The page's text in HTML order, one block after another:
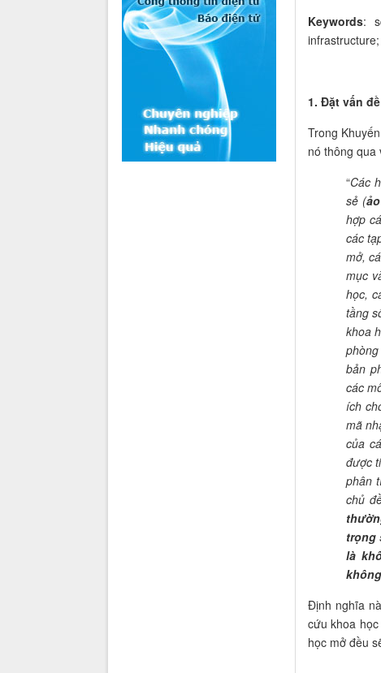
Keywords:
1. Đặt vấn đề
Trong
nó thông qua
“Các
sẻ (
hợp
các
mở,
mục
học,
tầng
khoa
bản
các
ích
mã
của
được
phân
chủ
trọng
là
Định nghĩa
cứu khoa
học mở đều